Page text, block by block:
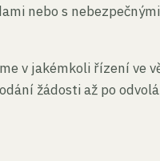
nebo s
v jakémkoli řízení ve
žádosti až po